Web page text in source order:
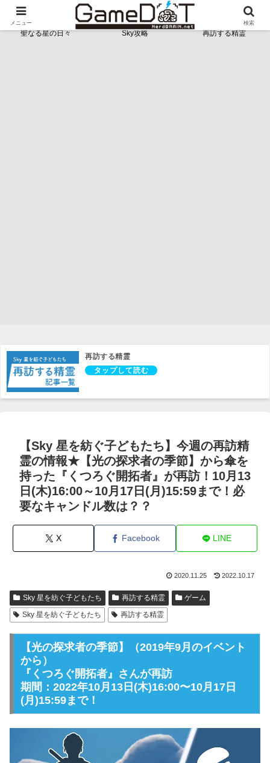
NerdBRAINゲーム支部 - ゲームドット -
聖なる星の日々 Sky攻略 再訪する精霊
再訪する精霊
【Sky 星を紡ぐ子どもたち】今週の再訪精
霊の情報★【光の探求者の季節】から傘を
持った『くつろぐ開拓者』が再訪！10月13
日(木)16:00～10月17日(月)15:59まで！必
要なキャンドル数は？？
X Facebook LINE
2020.11.25 2022.10.17
Sky 星を紡ぐ子どもたち 再訪する精霊
ゲーム
Sky 星を紡ぐ子どもたち
再訪する精霊
【光の探求者の季節】（2019年9月のイベント
から）
『くつろぐ開拓者』さんが再訪
期間：2022年10月13日(木)16:00〜10月17日
(月)15:59まで！
メニュー 検索